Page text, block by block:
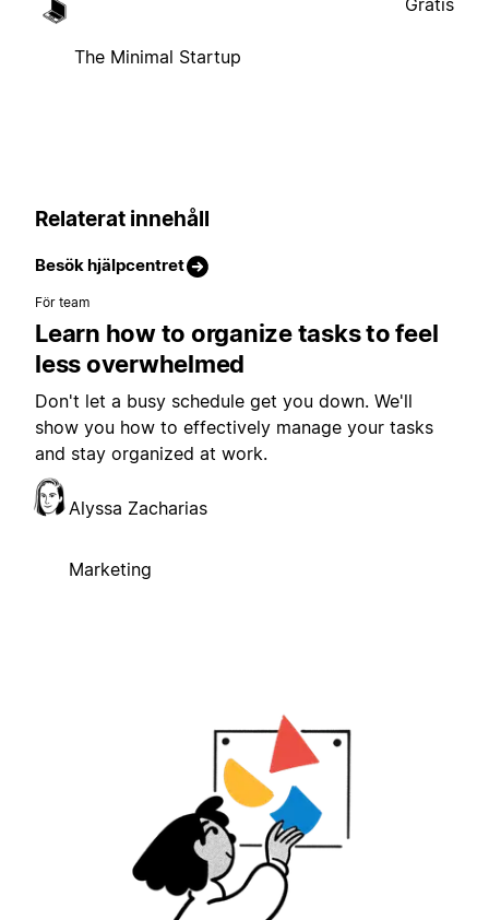
The Minimal Startup
Relaterat innehåll
Besök hjälpcentret
För team
Learn how to organize tasks to feel
less overwhelmed
Don't let a busy schedule get you down. We'll
show you how to effectively manage your tasks
and stay organized at work.
Alyssa Zacharias
Marketing